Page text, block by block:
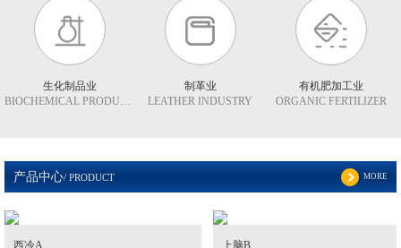
生化制品业
BIOCHEMICAL PRODUCTS
制革业
LEATHER INDUSTRY
有机肥加工业
ORGANIC FERTILIZER
产品中心/ PRODUCT MORE
皓月保健
西冷A 上脑B